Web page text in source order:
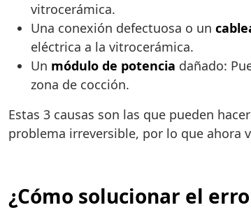
vitrocerámica.
Una conexión defectuosa o un
eléctrica a la vitrocerámica.
Un módulo de potencia dañado:
zona de cocción.
Estas 3 causas son las que pueden
problema irreversible, por lo que ahora
¿Cómo solucionar el